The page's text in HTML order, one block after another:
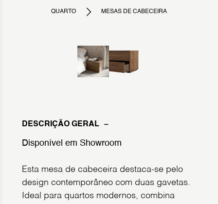
QUARTO MESAS DE CABECEIRA
DESCRIÇÃO GERAL
Disponível em Showroom
Esta mesa de cabeceira destaca-se pelo
design contemporâneo com duas gavetas.
Ideal para quartos modernos, combina